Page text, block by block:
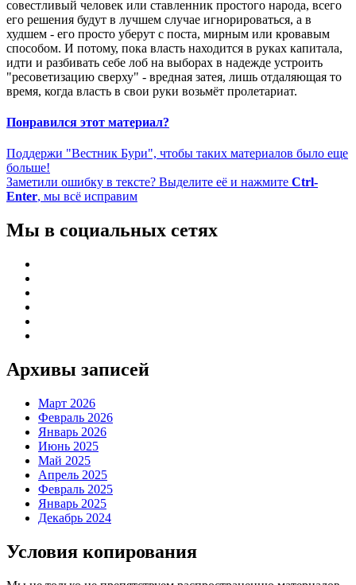
совестливый человек или ставленник простого народа, всего
его решения будут в лучшем случае игнорироваться, а в
худшем - его просто уберут с поста, мирным или кровавым
способом. И потому, пока власть находится в руках капитала,
идти и разбивать себе лоб на выборах в надежде устроить
"ресоветизацию сверху" - вредная затея, лишь отдаляющая то
время, когда власть в свои руки возьмёт пролетариат.
Понравился этот материал?
Поддержи "Вестник Бури", чтобы таких материалов было еще
больше!
Заметили ошибку в тексте? Выделите её и нажмите Ctrl-
Enter, мы всё исправим
Мы в социальных сетях
Архивы записей
Март 2026
Февраль 2026
Январь 2026
Июнь 2025
Май 2025
Апрель 2025
Февраль 2025
Январь 2025
Декабрь 2024
Условия копирования